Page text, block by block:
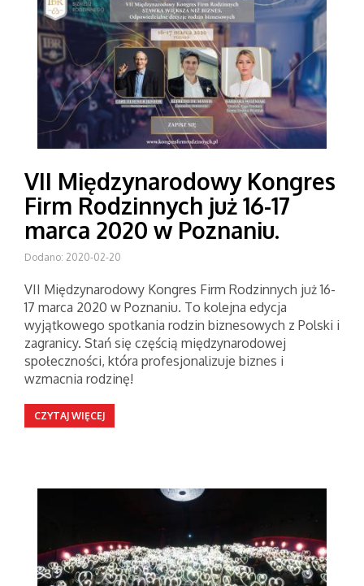
VII Międzynarodowy Kongres
Firm Rodzinnych już 16-17
marca 2020 w Poznaniu.
Dodano: 2020-02-20
VII Międzynarodowy Kongres Firm Rodzinnych już 16-
17 marca 2020 w Poznaniu. To kolejna edycja
wyjątkowego spotkania rodzin biznesowych z Polski i
zagranicy. Stań się częścią międzynarodowej
społeczności, która profesjonalizuje biznes i
wzmacnia rodzinę!
CZYTAJ WIĘCEJ